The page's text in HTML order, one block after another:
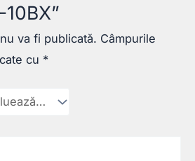
va fi publicată. Câmpurile
cu *